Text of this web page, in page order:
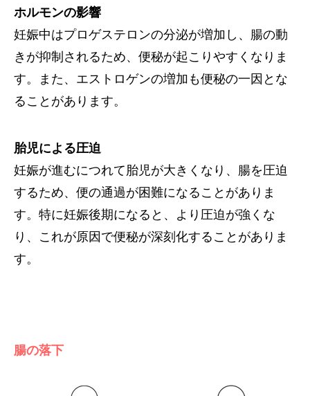
ホルモンの影響
妊娠中はプロゲステロンの分泌が増加し、腸の動
きが抑制されるため、便秘が起こりやすくなりま
す。また、エストロゲンの増加も便秘の一因とな
ることがあります。
胎児による圧迫
妊娠が進むにつれて胎児が大きくなり、腸を圧迫
するため、便の通過が困難になることがありま
す。特に妊娠後期になると、より圧迫が強くな
り、これが原因で便秘が深刻化することがありま
す。
腸の落下